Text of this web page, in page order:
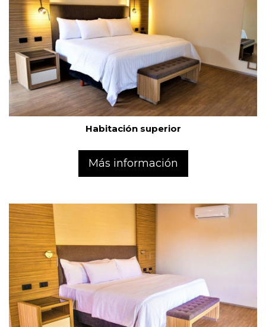
Habitación superior
Más información